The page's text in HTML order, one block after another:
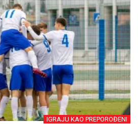
IGRAJU KAO PREPOROĐENI